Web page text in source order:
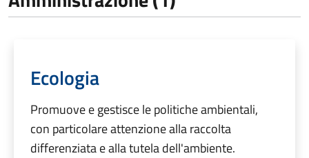
Ecologia
Promuove e gestisce le politiche ambientali,
con particolare attenzione alla raccolta
differenziata e alla tutela dell'ambiente.